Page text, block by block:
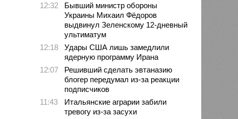
12:32
Бывший министр обороны
Украины Михаил Фёдоров
выдвинул Зеленскому 12-дневный
ультиматум
12:18
Удары США лишь замедлили
ядерную программу Ирана
12:07
Решивший сделать эвтаназию
блогер передумал из-за реакции
подписчиков
11:43
Итальянские аграрии забили
тревогу из-за засухи